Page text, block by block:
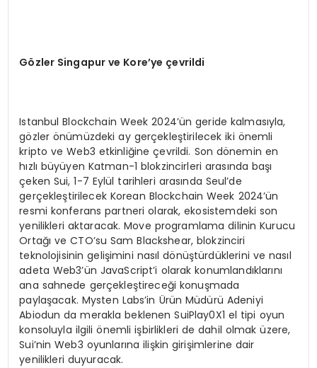
Gözler Singapur ve Kore’ye çevrildi
Istanbul Blockchain Week 2024’ün geride kalmasıyla,
gözler önümüzdeki ay gerçekleştirilecek iki önemli
kripto ve Web3 etkinliğine çevrildi. Son dönemin en
hızlı büyüyen Katman-1 blokzincirleri arasında başı
çeken Sui, 1-7 Eylül tarihleri arasında Seul’de
gerçekleştirilecek Korean Blockchain Week 2024’ün
resmi konferans partneri olarak, ekosistemdeki son
yenilikleri aktaracak. Move programlama dilinin Kurucu
Ortağı ve CTO’su Sam Blackshear, blokzinciri
teknolojisinin gelişimini nasıl dönüştürdüklerini ve nasıl
adeta Web3’ün JavaScript’i olarak konumlandıklarını
ana sahnede gerçekleştireceği konuşmada
paylaşacak. Mysten Labs’in Ürün Müdürü Adeniyi
Abiodun da merakla beklenen SuiPlay0X1 el tipi oyun
konsoluyla ilgili önemli işbirlikleri de dahil olmak üzere,
Sui’nin Web3 oyunlarına ilişkin girişimlerine dair
yenilikleri duyuracak.